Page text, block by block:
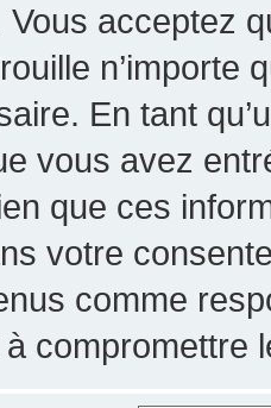
acceptez
n’importe
En tant
vous avez
que ces
votre
comme
compromettre